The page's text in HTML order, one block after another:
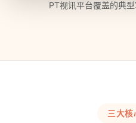
PT视讯平台覆盖的典
三大核